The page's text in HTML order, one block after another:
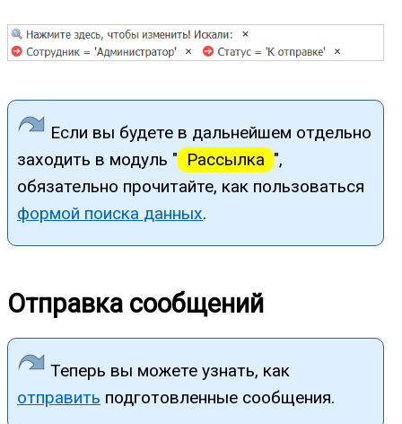
Если вы будете в дальнейшем отдельно
заходить в модуль " Рассылка ",
обязательно прочитайте, как пользоваться
формой поиска данных.
Отправка сообщений
Теперь вы можете узнать, как
отправить подготовленные сообщения.